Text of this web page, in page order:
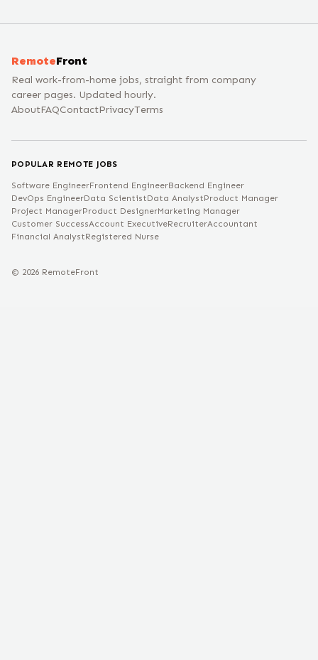
RemoteFront
Real work-from-home jobs, straight from company
career pages. Updated hourly.
AboutFAQContactPrivacyTerms
POPULAR REMOTE JOBS
Software EngineerFrontend EngineerBackend Engineer
DevOps EngineerData ScientistData AnalystProduct Manager
Project ManagerProduct DesignerMarketing Manager
Customer SuccessAccount ExecutiveRecruiterAccountant
Financial AnalystRegistered Nurse
© 2026 RemoteFront